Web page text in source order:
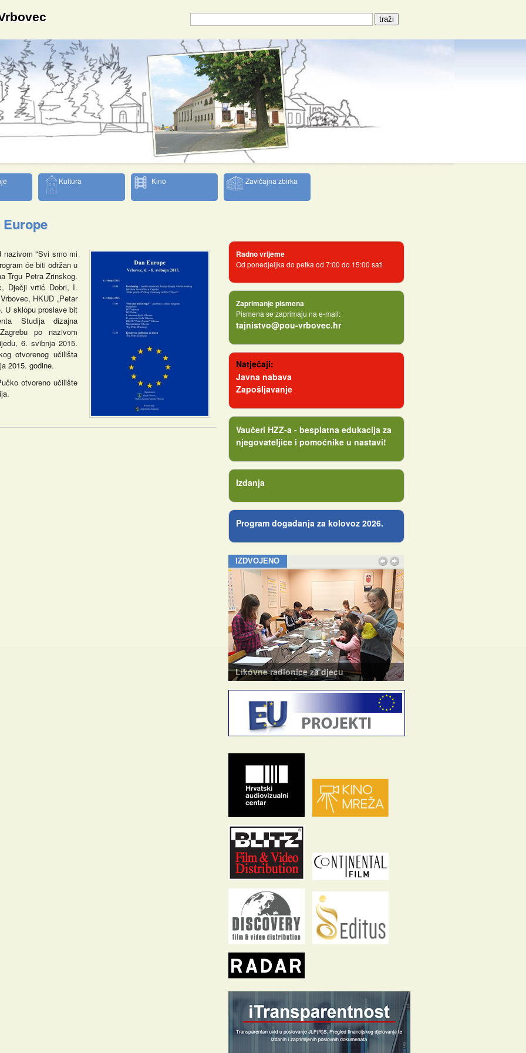
Kultura Kino Zavičajna zbirka
nazivom "Svi smo mi
će biti održan u
Trgu Petra Zrinskog.
Dječji vrtić Dobri, I.
HKUD „Petar
U sklopu proslave bit
Studija dizajna
po nazivom
6. svibnja 2015.
otvorenog učilišta
2015. godine.
otvoreno učilište
Radno vrijeme
Od ponedjeljka do petka od 7:00 do 15:00 sati
Zaprimanje pismena
Pismena se zaprimaju na e-mail:
tajnistvo@pou-vrbovec.hr
Natječaji:
Javna nabava
Zapošljavanje
Vaučeri HZZ-a - besplatna edukacija za
njegovateljice i pomoćnike u nastavi!
Izdanja
Program događanja za kolovoz 2026.
IZDVOJENO
Likovne radionice za djecu